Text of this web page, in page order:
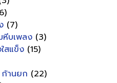
(7)
บเพลง (3)
สแข็ง (15)
านยก (22)